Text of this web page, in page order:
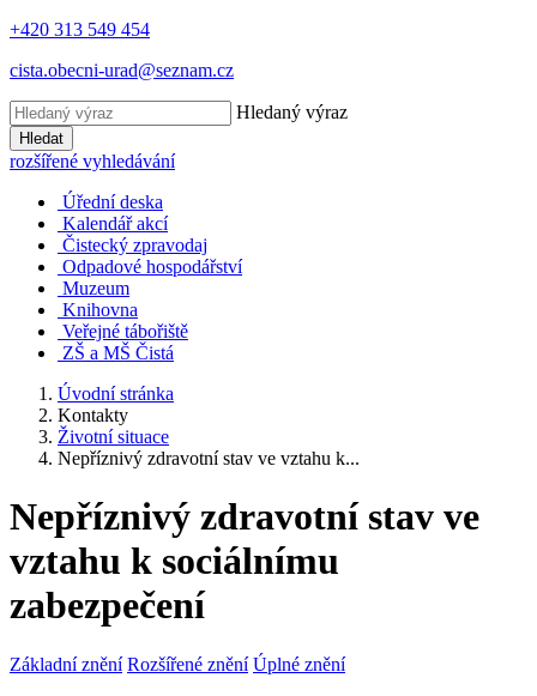
+420 313 549 454
cista.obecni-urad@seznam.cz
Hledaný výraz
Hledat
rozšířené vyhledávání
Úřední deska
Kalendář akcí
Čistecký zpravodaj
Odpadové hospodářství
Muzeum
Knihovna
Veřejné tábořiště
ZŠ a MŠ Čistá
Úvodní stránka
Kontakty
Životní situace
Nepříznivý zdravotní stav ve vztahu k...
Nepříznivý zdravotní stav ve
vztahu k sociálnímu
zabezpečení
Základní znění Rozšířené znění Úplné znění